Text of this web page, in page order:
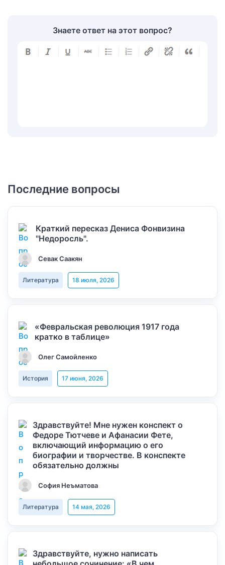
Знаете ответ на этот вопрос?
Последние вопросы
Краткий пересказ Дениса Фонвизина
"Недоросль".
Севак Саакян
Литература 18 июля, 2026
«Февральская революция 1917 года
кратко в таблице»
Олег Самойленко
История 17 июня, 2026
Здравствуйте! Мне нужен конспект о
Федоре Тютчеве и Афанасии Фете,
включающий информацию о его
биографии и творчестве. В конспекте
обязательно должны
София Неъматова
Литература 14 мая, 2026
Здравствуйте, нужно написать